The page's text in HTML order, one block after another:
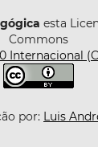
esta
Commons
Internacional
por: Luis